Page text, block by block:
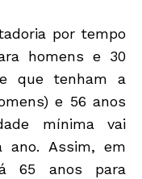
por tempo
homens e 30
que tenham a
e 56 anos
mínima vai
ano. Assim, em
65 anos para